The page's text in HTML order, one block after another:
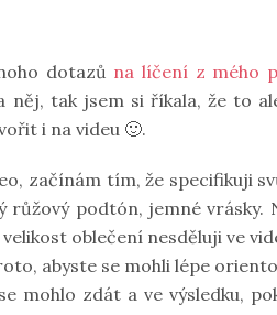
dotazů na líčení z mého
něj, tak jsem si říkala, že to
i na videu 🙂.
začínám tím, že specifikuji
růžový podtón, jemné
oblečení nesděluji ve
abyste se mohli lépe
mohlo zdát a ve výsledku,